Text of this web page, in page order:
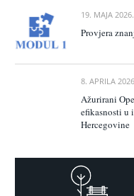
19. MAJA 2026.
Provjera
8. APRILA
Ažurirani
efikasnosti u
Hercegovine